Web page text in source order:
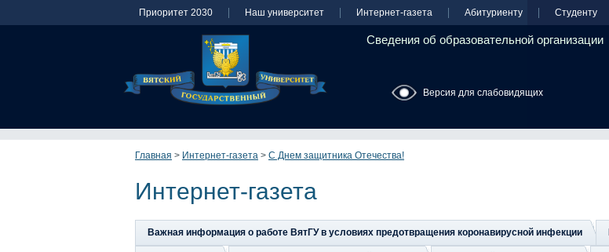
Приоритет 2030 Наш университет Интернет-газета Абитуриенту Студенту
Сведения об образовательной организации
Версия для слабовидящих
Главная > Интернет-газета > С Днем защитника Отечества!
Интернет-газета
Важная информация о работе ВятГУ в условиях предотвращения коронавирусной инфекции